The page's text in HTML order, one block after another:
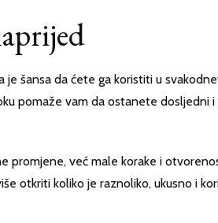
šansa da ćete ga koristiti u
pomaže vam da ostanete dosljedni i
promjene, već male korake i
otkriti koliko je raznoliko, ukusno i